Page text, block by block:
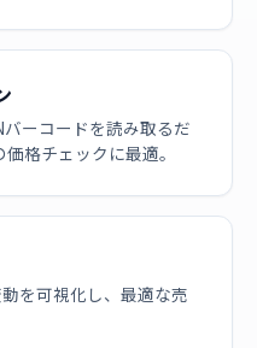
ーコードを読み取るだ
格チェックに最適。
を可視化し、最適な売